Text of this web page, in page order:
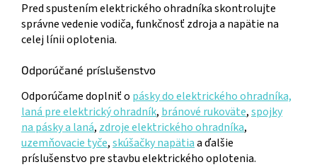
Pred spustením elektrického ohradníka skontrolujte
správne vedenie vodiča, funkčnosť zdroja a napätie na
celej línii oplotenia.
Odporúčané príslušenstvo
Odporúčame doplniť o pásky do elektrického ohradníka,
laná pre elektrický ohradník, bránové rukoväte,spojky
na pásky a laná, zdroje elektrického ohradníka,
uzemňovacie tyče,skúšačky napätiaa ďalšie
príslušenstvo pre stavbu elektrického oplotenia.